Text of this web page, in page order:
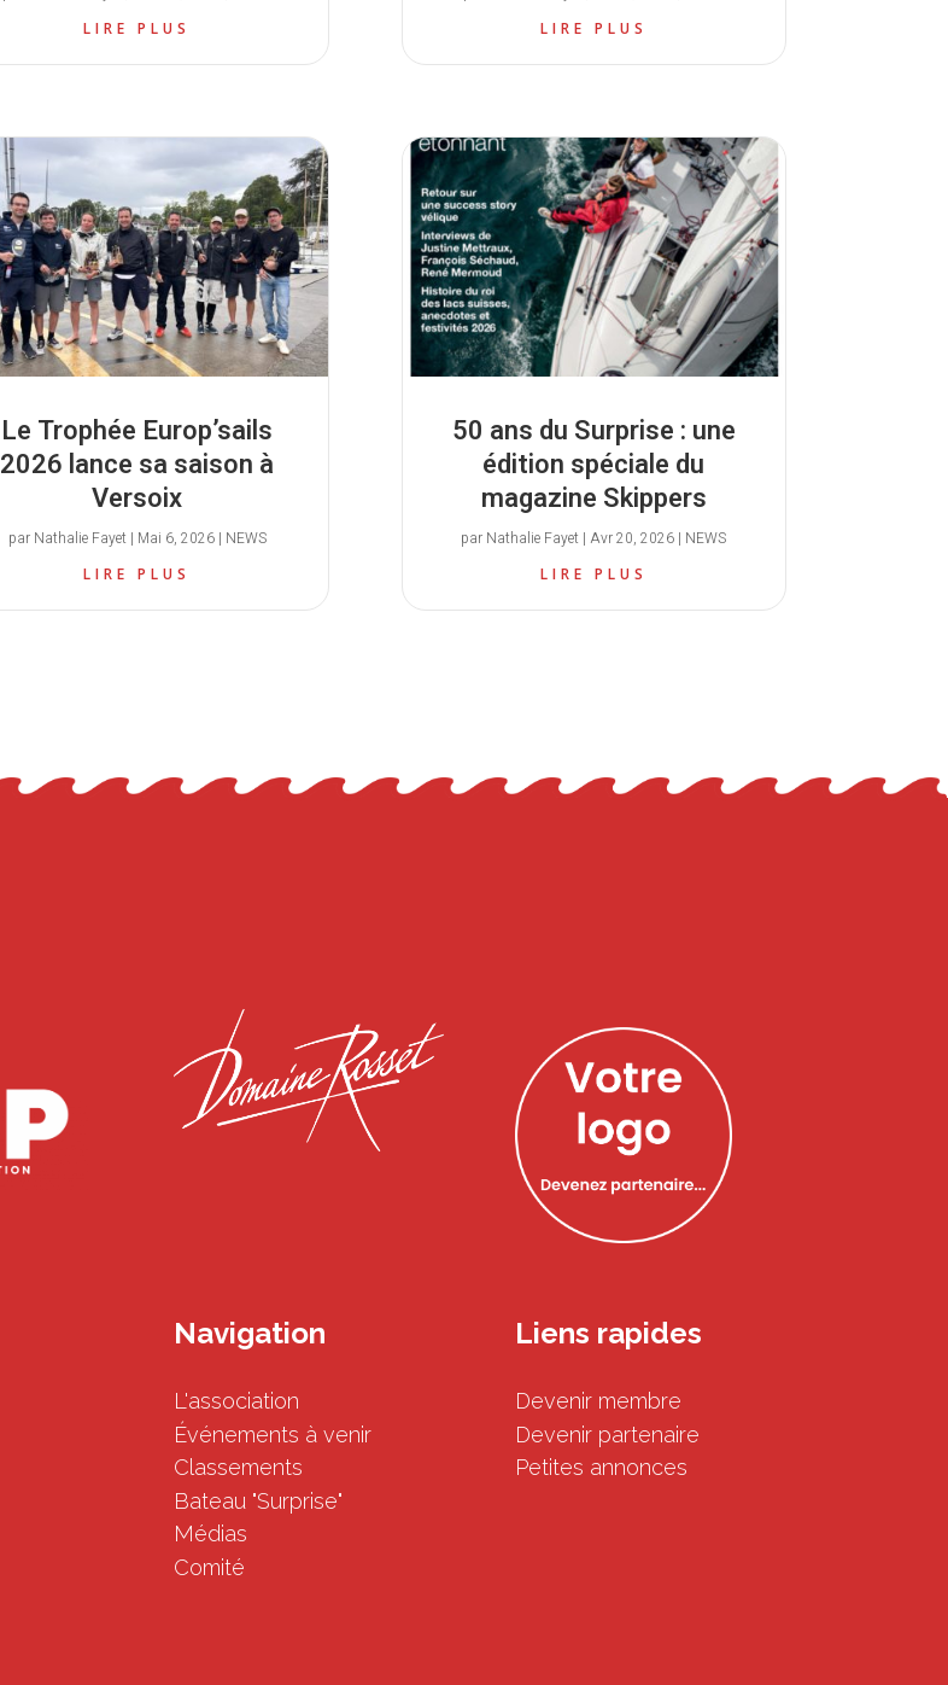
LIRE PLUS
Le Trophée Europ’sails
2026 lance sa saison à
Versoix
par Nathalie Fayet| Mai 6, 2026| NEWS
LIRE PLUS
LIRE PLUS
50 ans du Surprise : une
édition spéciale du
magazine Skippers
par Nathalie Fayet |Avr 20, 2026 | NEWS
LIRE PLUS
Navigation
L'association
Événements à venir
Classements
Bateau "Surprise"
Médias
Comité
Liens rapides
Devenir membre
Devenir partenaire
Petites annonces